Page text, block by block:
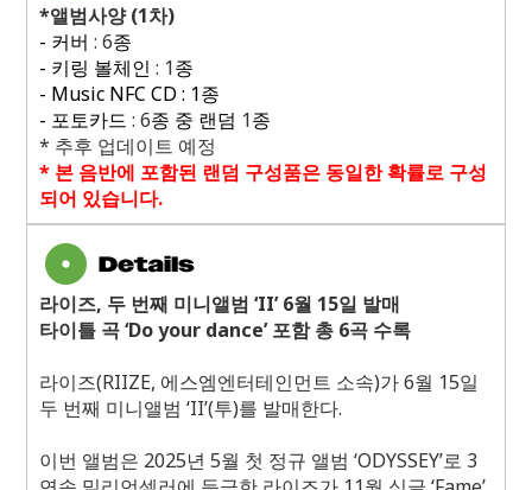
*앨범사양(1차)
- 커버 : 6종
- 키링 볼체인 : 1종
- Music NFC CD : 1종
- 포토카드 : 6종 중 랜덤 1종
* 추후 업데이트 예정
* 본 음반에 포함된 랜덤 구성품은 동일한 확률로 구성
되어 있습니다.
라이즈, 두 번째 미니앨범 ‘II’6월 15일 발매
타이틀 곡 ‘Do your dance’ 포함 총6곡 수록
라이즈(RIIZE, 에스엠엔터테인먼트 소속)가6월 15일
두 번째 미니앨범 ‘II’(투)를 발매한다.
이번 앨범은 2025년 5월 첫 정규 앨범 ‘ODYSSEY’로 3